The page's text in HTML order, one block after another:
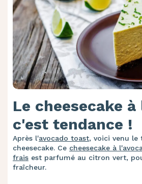
Le cheesecake
c'est tendance !
Après l'avocado toast, voici venu le
cheesecake. Ce cheesecake à
frais est parfumé au citron vert,
fraîcheur.